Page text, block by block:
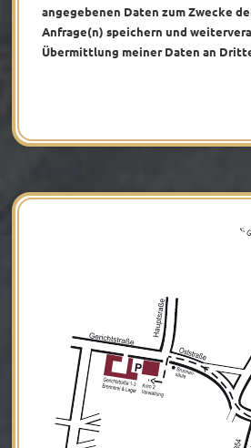
angegebenen Daten zum Zwecke
Anfrage(n) speichern und
Übermittlung meiner Daten an